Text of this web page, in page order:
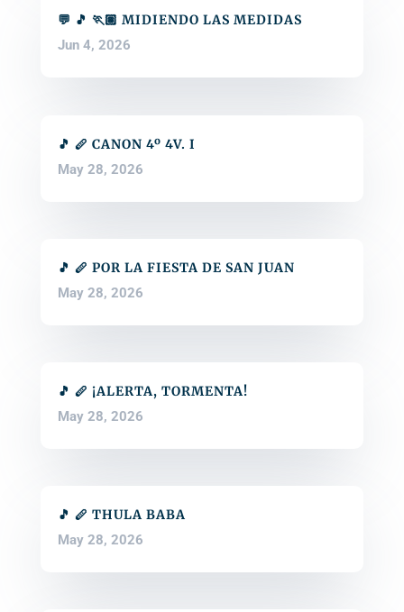
💬 🎵 🏃🏽 MIDIENDO LAS MEDIDAS
Jun 4, 2026
🎵 🪈 CANON 4º 4V. I
May 28, 2026
🎵 🪈 POR LA FIESTA DE SAN JUAN
May 28, 2026
🎵 🪈 ¡ALERTA, TORMENTA!
May 28, 2026
🎵 🪈 THULA BABA
May 28, 2026